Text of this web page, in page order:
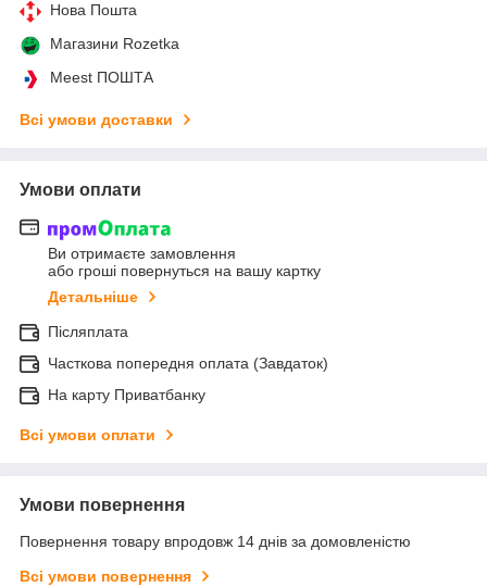
Нова Пошта
Магазини Rozetka
Meest ПОШТА
Всі умови доставки
Умови оплати
Ви отримаєте замовлення
або гроші повернуться на вашу картку
Детальніше
Післяплата
Часткова попередня оплата (Завдаток)
На карту Приватбанку
Всі умови оплати
Умови повернення
Повернення товару впродовж 14 днів за домовленістю
Всі умови повернення